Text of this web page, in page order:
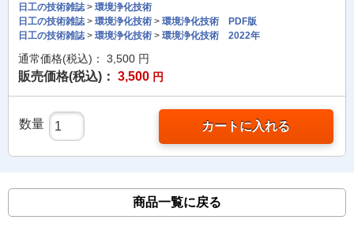
日工の技術雑誌> 環境浄化技術
日工の技術雑誌> 環境浄化技術 > 環境浄化技術 PDF版
日工の技術雑誌> 環境浄化技術 > 環境浄化技術 2022年
通常価格(税込)： 3,500 円
販売価格(税込)： 3,500 円
数量 カートに入れる
商品一覧に戻る